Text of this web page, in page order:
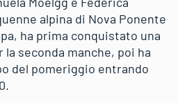
alpina di Nova Ponente
ha prima conquistato una
seconda manche, poi ha
del pomeriggio entrando